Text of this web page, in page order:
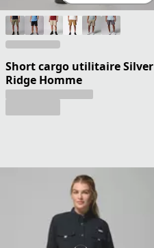
Short cargo utilitaire Silver
Ridge Homme